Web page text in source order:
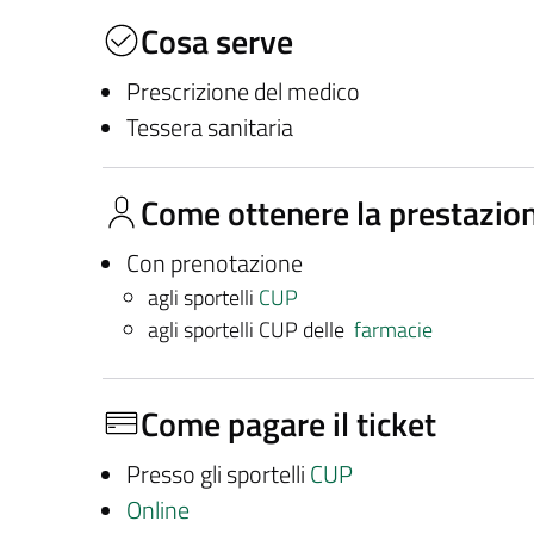
Cosa serve
Prescrizione del medico
Tessera sanitaria
Come ottenere la
Con prenotazione
agli sportelli CUP
agli sportelli CUP delle farmacie
Come pagare il ticket
Presso gli sportelli CUP
Online